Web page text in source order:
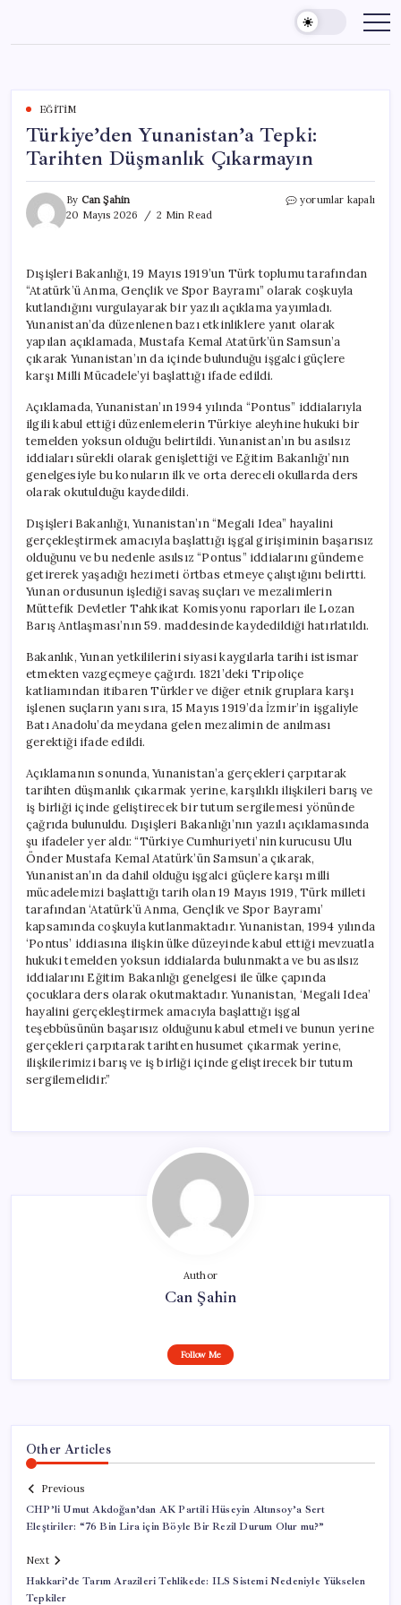
content
EĞITIM
Türkiye’den Yunanistan’a Tepki:
Tarihten Düşmanlık Çıkarmayın
By Can Şahin
20 Mayıs 2026
2 Min Read
Türkiye’den
Çıkarmayın
için
yorumlar kapalı
Dışişleri Bakanlığı, 19 Mayıs 1919’un Türk toplumu tarafından
“Atatürk’ü Anma, Gençlik ve Spor Bayramı” olarak coşkuyla
kutlandığını vurgulayarak bir yazılı açıklama yayımladı.
Yunanistan’da düzenlenen bazı etkinliklere yanıt olarak
yapılan açıklamada, Mustafa Kemal Atatürk’ün Samsun’a
çıkarak Yunanistan’ın da içinde bulunduğu işgalci güçlere
karşı Milli Mücadele’yi başlattığı ifade edildi.
Açıklamada, Yunanistan’ın 1994 yılında “Pontus” iddialarıyla
ilgili kabul ettiği düzenlemelerin Türkiye aleyhine hukuki bir
temelden yoksun olduğu belirtildi. Yunanistan’ın bu asılsız
iddiaları sürekli olarak genişlettiği ve Eğitim Bakanlığı’nın
genelgesiyle bu konuların ilk ve orta dereceli okullarda ders
olarak okutulduğu kaydedildi.
Dışişleri Bakanlığı, Yunanistan’ın “Megali Idea” hayalini
gerçekleştirmek amacıyla başlattığı işgal girişiminin başarısız
olduğunu ve bu nedenle asılsız “Pontus” iddialarını gündeme
getirerek yaşadığı hezimeti örtbas etmeye çalıştığını belirtti.
Yunan ordusunun işlediği savaş suçları ve mezalimlerin
Müttefik Devletler Tahkikat Komisyonu raporları ile Lozan
Barış Antlaşması’nın 59. maddesinde kaydedildiği hatırlatıldı.
Bakanlık, Yunan yetkililerini siyasi kaygılarla tarihi istismar
etmekten vazgeçmeye çağırdı. 1821’deki Tripoliçe
katliamından itibaren Türkler ve diğer etnik gruplara karşı
işlenen suçların yanı sıra, 15 Mayıs 1919’da İzmir’in işgaliyle
Batı Anadolu’da meydana gelen mezalimin de anılması
gerektiği ifade edildi.
Açıklamanın sonunda, Yunanistan’a gerçekleri çarpıtarak
tarihten düşmanlık çıkarmak yerine, karşılıklı ilişkileri barış ve
iş birliği içinde geliştirecek bir tutum sergilemesi yönünde
çağrıda bulunuldu. Dışişleri Bakanlığı’nın yazılı açıklamasında
şu ifadeler yer aldı: “Türkiye Cumhuriyeti’nin kurucusu Ulu
Önder Mustafa Kemal Atatürk’ün Samsun’a çıkarak,
Yunanistan’ın da dahil olduğu işgalci güçlere karşı milli
mücadelemizi başlattığı tarih olan 19 Mayıs 1919, Türk milleti
tarafından ‘Atatürk’ü Anma, Gençlik ve Spor Bayramı’
kapsamında coşkuyla kutlanmaktadır. Yunanistan, 1994 yılında
‘Pontus’ iddiasına ilişkin ülke düzeyinde kabul ettiği mevzuatla
hukuki temelden yoksun iddialarda bulunmakta ve bu asılsız
iddialarını Eğitim Bakanlığı genelgesi ile ülke çapında
çocuklara ders olarak okutmaktadır. Yunanistan, ‘Megali Idea’
hayalini gerçekleştirmek amacıyla başlattığı işgal
teşebbüsünün başarısız olduğunu kabul etmeli ve bunun yerine
gerçekleri çarpıtarak tarihten husumet çıkarmak yerine,
ilişkilerimizi barış ve iş birliği içinde geliştirecek bir tutum
sergilemelidir.”
Author
Can Şahin
Follow Me
Other Articles
Previous
CHP’li Umut Akdoğan’dan AK Partili Hüseyin Altınsoy’a Sert
Eleştiriler: “76 Bin Lira için Böyle Bir Rezil Durum Olur mu?”
Next
Hakkari’de Tarım Arazileri Tehlikede: ILS Sistemi Nedeniyle Yükselen
Tepkiler